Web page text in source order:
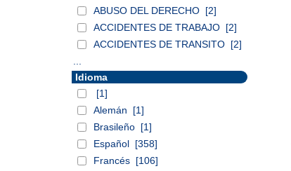
ABUSO DEL DERECHO [2]
ACCIDENTES DE TRABAJO [2]
ACCIDENTES DE TRANSITO [2]
Idioma
[1]
Alemán
[1]
Brasileño [1]
Español [358]
Francés [106]